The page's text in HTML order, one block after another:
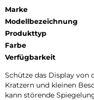
Marke
Modellbezeichnung
Produkttyp
Farbe
Verfügbarkeit
Schütze das Display von
Kratzern und kleinen
kann störende